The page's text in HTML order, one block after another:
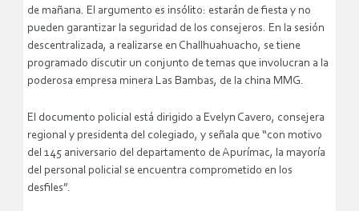
de mañana. El argumento es insólito: estarán de fiesta y no
pueden garantizar la seguridad de los consejeros. En la sesión
descentralizada, a realizarse en Challhuahuacho, se tiene
programado discutir un conjunto de temas que involucran a la
poderosa empresa minera Las Bambas, de la china MMG.
El documento policial está dirigido a Evelyn Cavero, consejera
regional y presidenta del colegiado, y señala que “con motivo
del 145 aniversario del departamento de Apurímac, la mayoría
del personal policial se encuentra comprometido en los
desfiles”.